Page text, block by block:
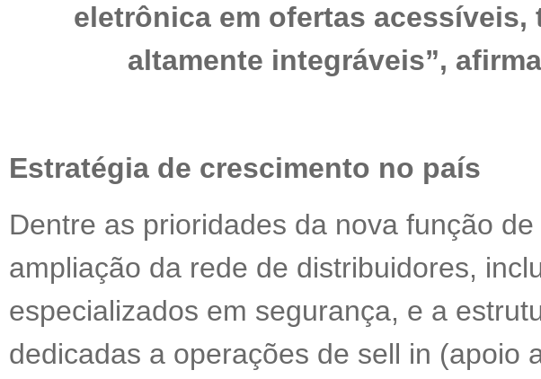
eletrônica em ofertas acessíveis,
altamente integráveis”,
Estratégia de crescimento no país
Dentre as prioridades da nova função
ampliação da rede de distribuidores,
especializados em segurança, e a
dedicadas a operações de sell in (apoio